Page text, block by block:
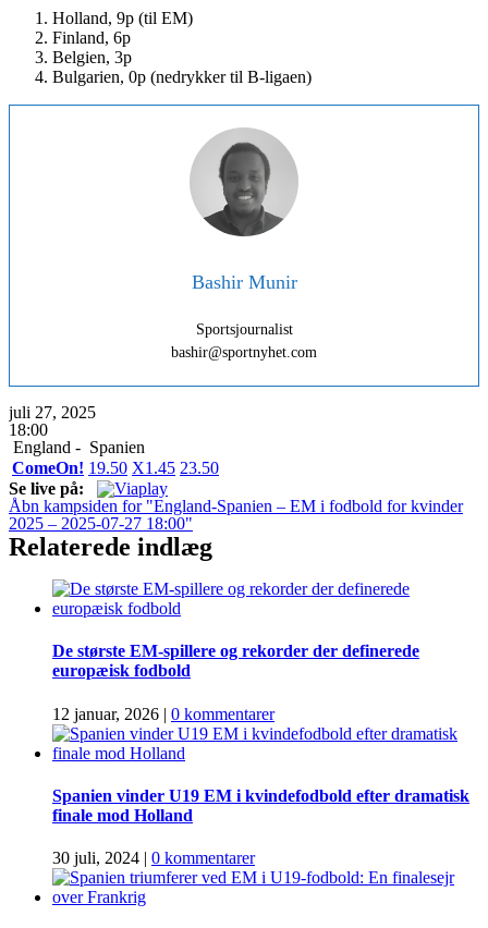
Holland, 9p (til EM)
Finland, 6p
Belgien, 3p
Bulgarien, 0p (nedrykker til B-ligaen)
Bashir Munir
Sportsjournalist
bashir@sportnyhet.com
juli 27, 2025
18:00
England - Spanien
ComeOn! 19.50 X1.45 23.50
Se live på:
Åbn kampsiden for "England-Spanien – EM i fodbold for kvinder
2025 – 2025-07-27 18:00"
Relaterede indlæg
De største EM-spillere og rekorder der definerede
europæisk fodbold
12 januar, 2026 | 0 kommentarer
Spanien vinder U19 EM i kvindefodbold efter dramatisk
finale mod Holland
30 juli, 2024 | 0 kommentarer